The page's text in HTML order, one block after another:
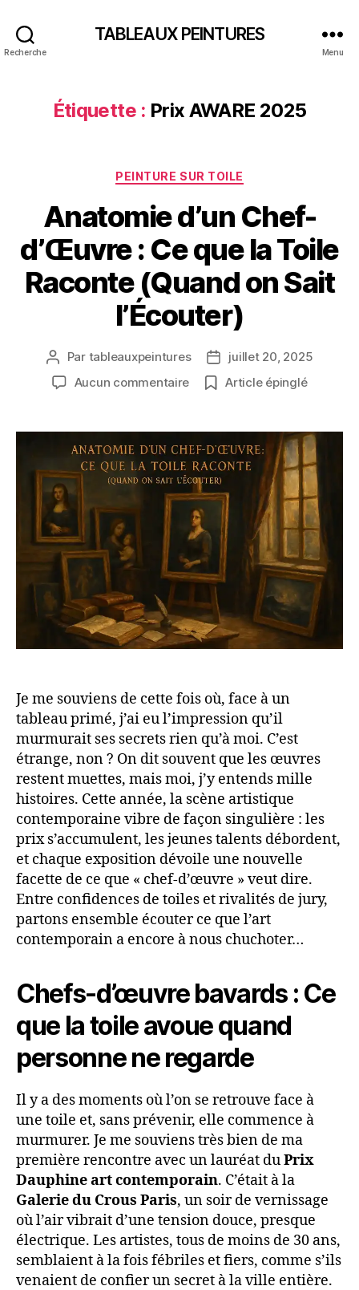
Recherche
TABLEAUX PEINTURES
Menu
Étiquette : Prix AWARE 2025
Catégories
PEINTURE SUR TOILE
Anatomie d’un Chef-
d’Œuvre : Ce que la Toile
Raconte (Quand on Sait
l’Écouter)
Auteur
de
l’article
Par tableauxpeintures
Date
de
l’article
juillet 20, 2025
Aucun commentairesur
Chef-
d’Œuvre
Ce
que
la
Toile
Raconte
(Quand
Sait
l’Écouter)
Article épinglé
Je me souviens de cette fois où, face à un
tableau primé, j’ai eu l’impression qu’il
murmurait ses secrets rien qu’à moi. C’est
étrange, non ? On dit souvent que les œuvres
restent muettes, mais moi, j’y entends mille
histoires. Cette année, la scène artistique
contemporaine vibre de façon singulière : les
prix s’accumulent, les jeunes talents débordent,
et chaque exposition dévoile une nouvelle
facette de ce que « chef-d’œuvre » veut dire.
Entre confidences de toiles et rivalités de jury,
partons ensemble écouter ce que l’art
contemporain a encore à nous chuchoter…
Chefs-d’œuvre bavards : Ce
que la toile avoue quand
personne ne regarde
Il y a des moments où l’on se retrouve face à
une toile et, sans prévenir, elle commence à
murmurer. Je me souviens très bien de ma
première rencontre avec un lauréat duPrix
Dauphine art contemporain. C’était à la
Galerie du Crous Paris, un soir de vernissage
où l’air vibrait d’une tension douce, presque
électrique. Les artistes, tous de moins de 30 ans,
semblaient à la fois fébriles et fiers, comme s’ils
venaient de confier un secret à la ville entière.